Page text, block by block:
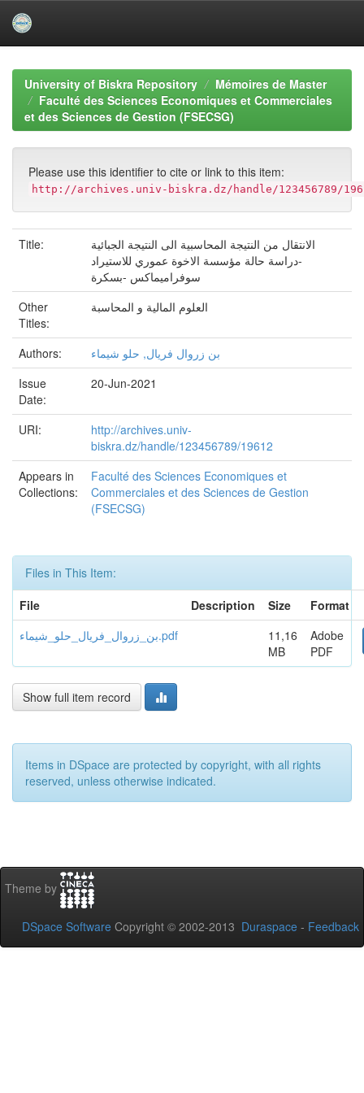
navigationUniversity of Biskra Repository
Mémoires de Master
Faculté des Sciences Economiques et Commerciales
et des Sciences de Gestion (FSECSG)
Please use this identifier to cite or link to this item:
http://archives.univ-biskra.dz/handle/123456789/
Title:
الانتقال من النتيجة المحاسبية الى النتيجة الجبائية
-دراسة حالة مؤسسة الاخوة عموري للاستيراد
سوفراميماكس -بسكرة
Other
Titles:
العلوم المالية و المحاسبة
Authors:
بن زروال فريال, حلو شيماء
Issue
Date:
20-Jun-2021
URI:
http://archives.univ-
biskra.dz/handle/123456789/19612
Appears in
Collections:
Faculté des Sciences Economiques et
Commerciales et des Sciences de Gestion
(FSECSG)
Files in This Item:
File
Description Size
Format
بن_زروال_فريال_حلو_شيماء.pdf
11,16
MB
Adobe
PDF
Show full item record
Items in DSpace are protected by copyright, with all rights
reserved, unless otherwise indicated.
Theme by
DSpace Software Copyright © 2002-2013 Duraspace - Feedback